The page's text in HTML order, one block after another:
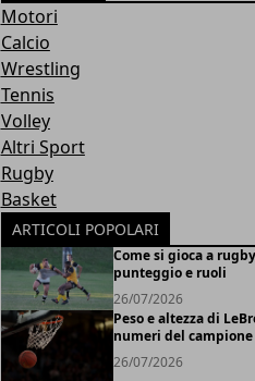
Motori
Calcio
Wrestling
Tennis
Volley
Altri Sport
Rugby
Basket
ARTICOLI POPOLARI
Come si gioca a
punteggio e ruoli
26/07/2026
Peso e altezza di
numeri del campione
26/07/2026